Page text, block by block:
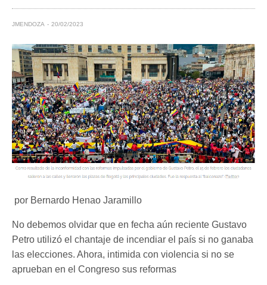
JMENDOZA 20/02/2023
por Bernardo Henao Jaramillo
No debemos olvidar que en fecha aún reciente Gustavo
Petro utilizó el chantaje de incendiar el país si no ganaba
las elecciones. Ahora, intimida con violencia si no se
aprueban en el Congreso sus reformas